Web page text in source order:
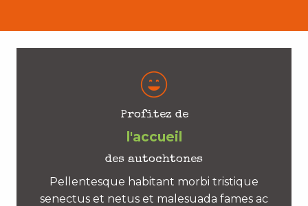
Profitez de
l'accueil
des autochtones
Pellentesque habitant morbi tristique
senectus et netus et malesuada fames ac